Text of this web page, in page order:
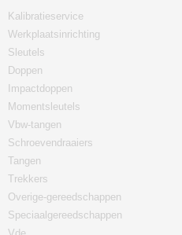
Kalibratieservice
Werkplaatsinrichting
Sleutels
Doppen
Impactdoppen
Momentsleutels
Vbw-tangen
Schroevendraaiers
Tangen
Trekkers
Overige-gereedschappen
Speciaalgereedschappen